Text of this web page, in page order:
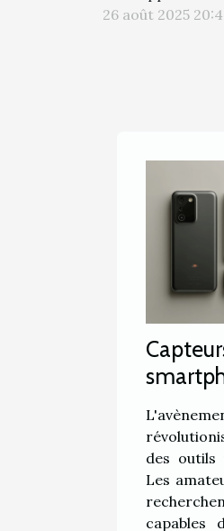
la « Meilleure
Grâce à
experte de la
cartographie
planification
avancée et des
(Systèmes...
26 août 2025
choisir
des outils
Les
capables